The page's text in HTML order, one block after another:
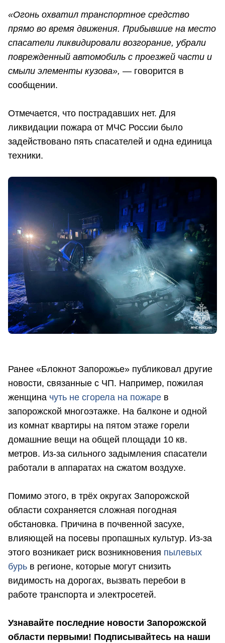
«Огонь охватил транспортное средство
прямо во время движения. Прибывшие на место
спасатели ликвидировали возгорание, убрали
поврежденный автомобиль с проезжей части и
смыли элементы кузова», — говорится в
сообщении.
Отмечается, что пострадавших нет. Для
ликвидации пожара от МЧС России было
задействовано пять спасателей и одна единица
техники.
Ранее «Блокнот Запорожье» публиковал другие
новости, связанные с ЧП. Например, пожилая
женщина чуть не сгорела на пожаре в
запорожской многоэтажке. На балконе и одной
из комнат квартиры на пятом этаже горели
домашние вещи на общей площади 10 кв.
метров. Из-за сильного задымления спасатели
работали в аппаратах на сжатом воздухе.
Помимо этого, в трёх округах Запорожской
области сохраняется сложная погодная
обстановка. Причина в почвенной засухе,
влияющей на посевы пропашных культур. Из-за
этого возникает риск возникновения пылевых
бурь в регионе, которые могут снизить
видимость на дорогах, вызвать перебои в
работе транспорта и электросетей.
Узнавайте последние новости Запорожской
области первыми! Подписывайтесь на наши